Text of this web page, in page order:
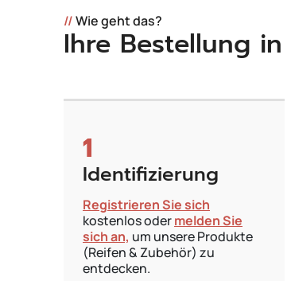
//Wie geht das?
Ihre Bestellung in
1
Identifizierung
Registrieren Sie sich
kostenlos odermelden Sie
sich an, um unsere Produkte
(Reifen & Zubehör) zu
entdecken.